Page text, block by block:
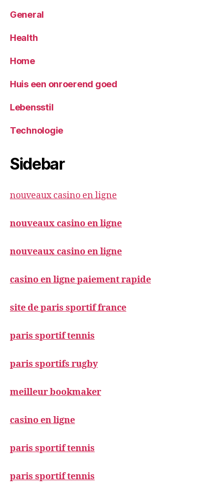
General
Health
Home
Huis een onroerend goed
Lebensstil
Technologie
Sidebar
nouveaux casino en ligne
nouveaux casino en ligne
nouveaux casino en ligne
casino en ligne paiement rapide
site de paris sportif france
paris sportif tennis
paris sportifs rugby
meilleur bookmaker
casino en ligne
paris sportif tennis
paris sportif tennis